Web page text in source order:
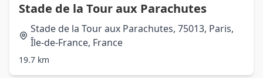
Stade de la Tour aux Parachutes
Stade de la Tour aux Parachutes, 75013, Paris,
Île-de-France, France
19.7 km